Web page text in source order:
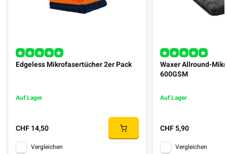
Edgeless Mikrofasertücher 2er Pack
Auf Lager
CHF 14,50
Vergleichen
Waxer Allround-
600GSM
Auf Lager
CHF 5,90
Vergleichen